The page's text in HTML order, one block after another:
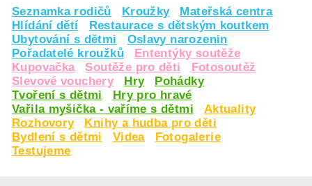
Seznamka rodičů Kroužky
Mateřská centra
Hlídání dětí
Restaurace s dětským koutkem
Ubytování s dětmi
Oslavy narozenin
Pořadatelé kroužků
Ententýky soutěže
Kupovačka
Soutěže pro děti
Fotosoutěž
Slevové vouchery
Hry
Pohádky
Tvoření s dětmi
Hry pro hravé
Vařila myšička - vaříme s dětmi
Aktuality
Rozhovory
Knihy a hudba pro děti
Bydlení s dětmi
Videa
Fotogalerie
Testujeme